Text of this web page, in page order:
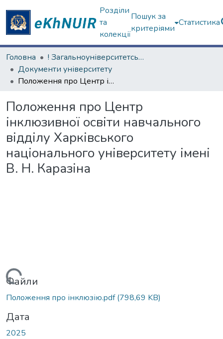
Розділи
та
колекції
Пошук за
критеріями
Статистика
Головна
! Загальноуніверситетські матеріали та документи
Документи університету
Положення про Центр інклюзивної освіти навчального відділу Харківського національного університету імені В. Н. Каразіна
Положення про Центр
інклюзивної освіти навчального
відділу Харківського
національного університету імені
В. Н. Каразіна
Вантажиться...
Файли
Положення про інклюзію.pdf(798,69 KB)
Дата
2025